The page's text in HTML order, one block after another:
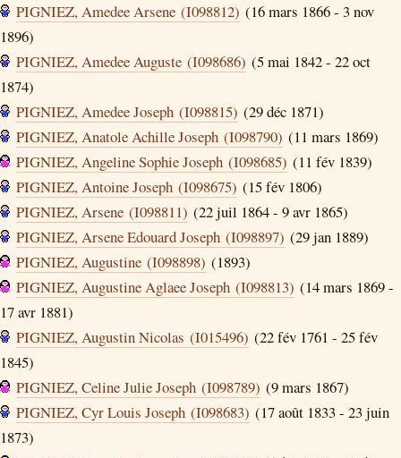
PIGNIEZ, Amedee Arsene (I098812) (16 mars 1866 - 3 nov
1896)
PIGNIEZ, Amedee Auguste (I098686) (5 mai 1842 - 22 oct
1874)
PIGNIEZ, Amedee Joseph (I098815) (29 déc 1871)
PIGNIEZ, Anatole Achille Joseph (I098790) (11 mars 1869)
PIGNIEZ, Angeline Sophie Joseph (I098685) (11 fév 1839)
PIGNIEZ, Antoine Joseph (I098675) (15 fév 1806)
PIGNIEZ, Arsene (I098811) (22 juil 1864 - 9 avr 1865)
PIGNIEZ, Arsene Edouard Joseph (I098897) (29 jan 1889)
PIGNIEZ, Augustine (I098898) (1893)
PIGNIEZ, Augustine Aglaee Joseph (I098813) (14 mars 1869 -
17 avr 1881)
PIGNIEZ, Augustin Nicolas (I015496) (22 fév 1761 - 25 fév
1845)
PIGNIEZ, Celine Julie Joseph (I098789) (9 mars 1867)
PIGNIEZ, Cyr Louis Joseph (I098683) (17 août 1833 - 23 juin
1873)